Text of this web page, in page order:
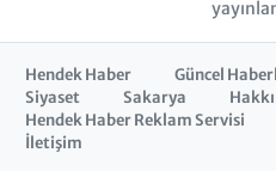
Hendek Haber
Güncel
Siyaset
Sakarya
Hendek Haber Reklam Servisi
İletişim